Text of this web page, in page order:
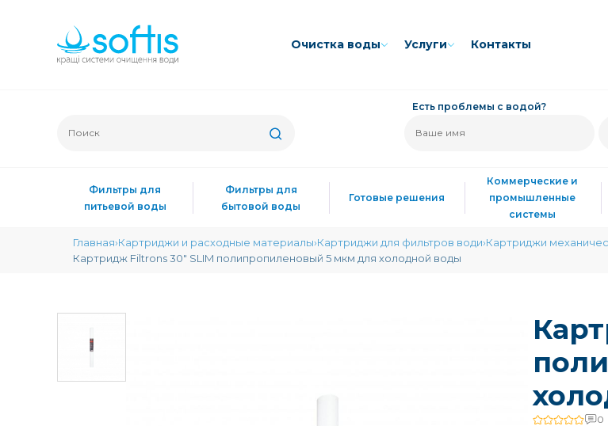
Очиcтка воды Услуги Контакты
Есть проблемы с водой?
Фильтры для
питьевой воды
Фильтры для
бытовой воды
Готовые решения
Коммерческие и
промышленные
системы
Главная Картриджи и расходные материалы Картриджи для фильтров води Картриджи
Картридж Filtrons 30" SLIM полипропиленовый 5 мкм для холодной воды
0